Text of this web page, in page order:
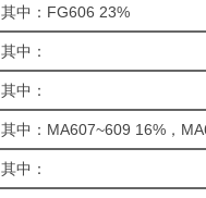
其中：FG606 23%
其中：
其中：
其中：MA607~609 16%，
其中：